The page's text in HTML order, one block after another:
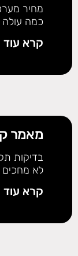
מחיר
כמה עולה
קרא עוד
מאמר
בדיקות
לא
קרא עוד